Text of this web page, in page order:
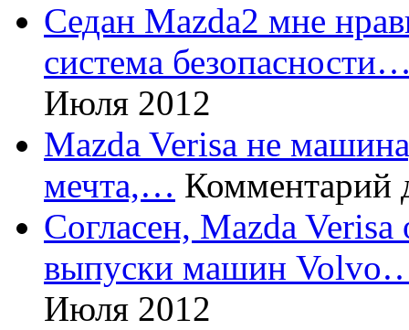
Седан Mazda2 мне
система
Июля 2012
Mazda Verisa не
мечта,… Комментарий
Согласен, Mazda
выпуски машин
Июля 2012